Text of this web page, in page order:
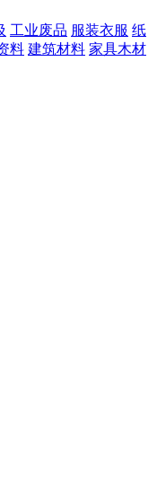
工业废品 服装衣服 纸
料 建筑材料 家具木材